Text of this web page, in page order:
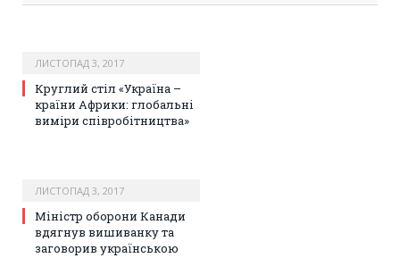
ЛИСТОПАД 3, 2017
Круглий стіл «Україна –
країни Африки: глобальні
виміри співробітництва»
ЛИСТОПАД 3, 2017
Міністр оборони Канади
вдягнув вишиванку та
заговорив українською